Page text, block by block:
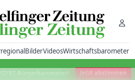
BilderVideosWirtschaftsbarometer
BZ-Bürgerbarometer! Jetzt abstimmen